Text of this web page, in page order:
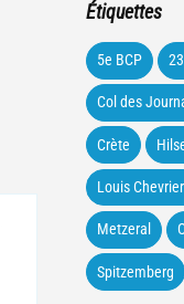
Étiquettes
5e BCP
Col des
Crète
Louis
Metzeral
Spitzemberg